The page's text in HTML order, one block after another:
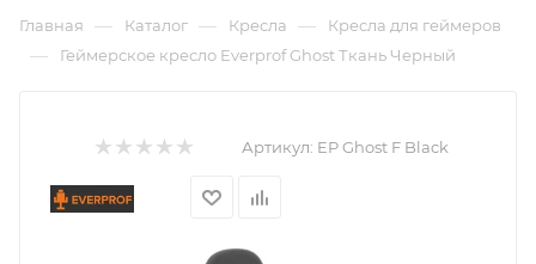
Главная — Каталог — Кресла — Кресла для геймеров
— Геймерское кресло Everprof Ghost Ткань Черный
Артикул: EP Ghost F Black